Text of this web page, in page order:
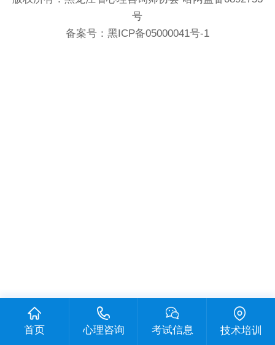
号
备案号： 黑ICP备05000041号-1
首页 心理咨询 考试信息 技术培训